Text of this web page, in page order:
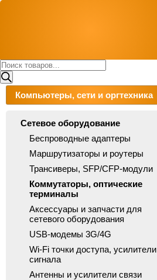
Поиск
товаров
Компьютеры, сети и оргтехника
Сетевое оборудование
Беспроводные адаптеры
Маршрутизаторы и роутеры
Трансиверы, SFP/CFP-модули
Коммутаторы, оптические
терминалы
Аксессуары и запчасти для
сетевого оборудования
USB-модемы 3G/4G
Wi-Fi точки доступа, усилители
сигнала
Антенны и усилители связи